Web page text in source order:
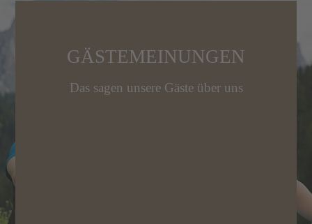
GÄSTEMEINUNGEN
Das sagen unsere Gäste über uns